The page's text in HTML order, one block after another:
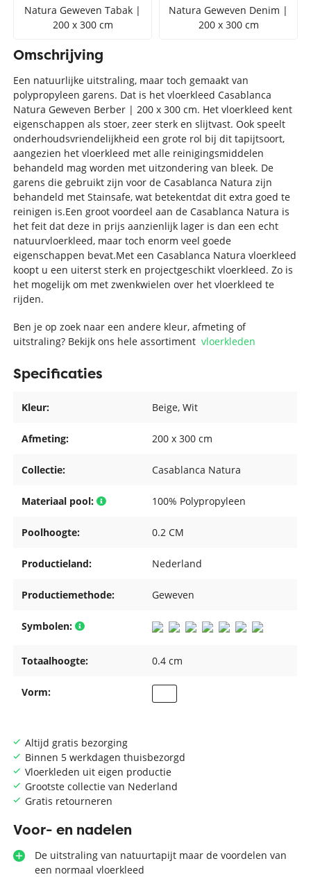
Natura Geweven Tabak |
200 x 300 cm
Natura Geweven Denim |
200 x 300 cm
Altijd gratis bezorging
Binnen 5 werkdagen thuisbezorgd
Vloerkleden uit eigen productie
Grootste collectie van Nederland
Gratis retourneren
Voor- en nadelen
De uitstraling van natuurtapijt maar de voordelen van
een normaal vloerkleed
Omschrijving
Een natuurlijke uitstraling, maar toch gemaakt van
polypropyleen garens. Dat is het vloerkleed Casablanca
Natura Geweven Berber | 200 x 300 cm. Het vloerkleed kent
eigenschappen als stoer, zeer sterk en slijtvast. Ook speelt
onderhoudsvriendelijkheid een grote rol bij dit tapijtsoort,
aangezien het vloerkleed met alle reinigingsmiddelen
behandeld mag worden met uitzondering van bleek. De
garens die gebruikt zijn voor de Casablanca Natura zijn
behandeld met Stainsafe, wat betekentdat dit extra goed te
reinigen is.Een groot voordeel aan de Casablanca Natura is
het feit dat deze in prijs aanzienlijk lager is dan een echt
natuurvloerkleed, maar toch enorm veel goede
eigenschappen bevat.Met een Casablanca Natura vloerkleed
koopt u een uiterst sterk en projectgeschikt vloerkleed. Zo is
het mogelijk om met zwenkwielen over het vloerkleed te
rijden.
Ben je op zoek naar een andere kleur, afmeting of
uitstraling? Bekijk ons hele assortimentvloerkleden
Specificaties
Kleur: Beige, Wit
Afmeting: 200 x 300 cm
Collectie: Casablanca Natura
Materiaal pool: 100% Polypropyleen
Poolhoogte: 0.2 CM
Productieland: Nederland
Productiemethode: Geweven
Symbolen:
Totaalhoogte: 0.4 cm
Vorm: